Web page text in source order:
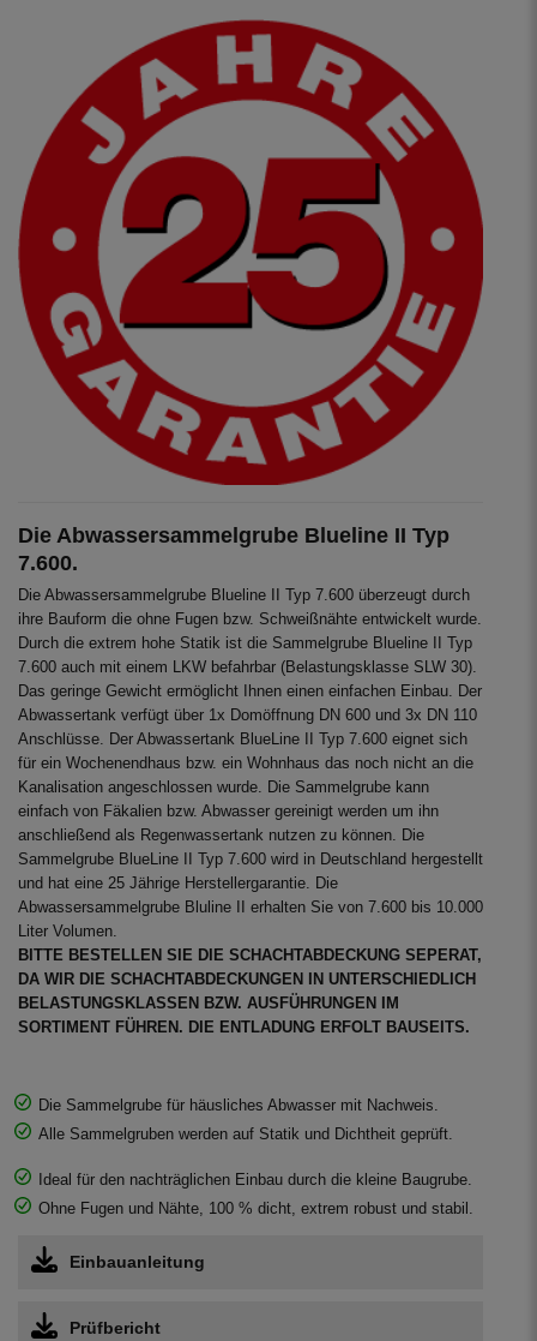
Die Abwassersammelgrube Blueline II Typ
7.600.
Die Abwassersammelgrube Blueline II Typ 7.600 überzeugt durch
ihre Bauform die ohne Fugen bzw. Schweißnähte entwickelt wurde.
Durch die extrem hohe Statik ist die Sammelgrube Blueline II Typ
7.600 auch mit einem LKW befahrbar (Belastungsklasse SLW 30).
Das geringe Gewicht ermöglicht Ihnen einen einfachen Einbau. Der
Abwassertank verfügt über 1x Domöffnung DN 600 und 3x DN 110
Anschlüsse. Der Abwassertank BlueLine II Typ 7.600 eignet sich
für ein Wochenendhaus bzw. ein Wohnhaus das noch nicht an die
Kanalisation angeschlossen wurde. Die Sammelgrube kann
einfach von Fäkalien bzw. Abwasser gereinigt werden um ihn
anschließend als Regenwassertank nutzen zu können. Die
Sammelgrube BlueLine II Typ 7.600 wird in Deutschland hergestellt
und hat eine 25 Jährige Herstellergarantie. Die
Abwassersammelgrube Bluline II erhalten Sie von 7.600 bis 10.000
Liter Volumen.
BITTE BESTELLEN SIE DIE SCHACHTABDECKUNG SEPERAT,
DA WIR DIE SCHACHTABDECKUNGEN IN UNTERSCHIEDLICH
BELASTUNGSKLASSEN BZW. AUSFÜHRUNGEN IM
SORTIMENT FÜHREN. DIE ENTLADUNG ERFOLT BAUSEITS.
Die Sammelgrube für häusliches Abwasser mit Nachweis.
Alle Sammelgruben werden auf Statik und Dichtheit geprüft.
Ideal für den nachträglichen Einbau durch die kleine Baugrube.
Ohne Fugen und Nähte, 100 % dicht, extrem robust und stabil.
Einbauanleitung
Prüfbericht